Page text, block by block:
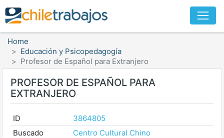
Home
Educación y Psicopedagogía
Profesor de Español para Extranjero
PROFESOR DE ESPAÑOL PARA
EXTRANJERO
ID
3864805
Buscado
Centro Cultural Chino